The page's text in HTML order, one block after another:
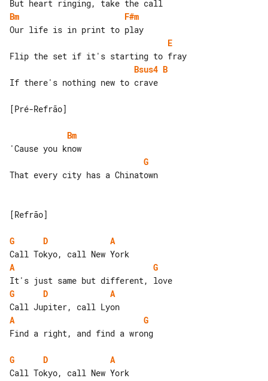
Bm
F#m
E
Bsus4 B
If there's nothing new to crave
[Pré-Refrão]
Bm
G
That every city has a Chinatown
[Refrão]
G D
A
A
G
G
D
A
A
G
Find a right, and find a wrong
G D
A